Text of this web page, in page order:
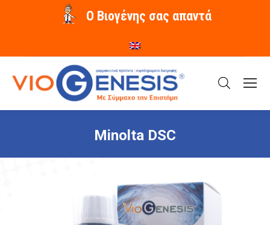
O Βιογένης σας απαντά
Minolta DSC